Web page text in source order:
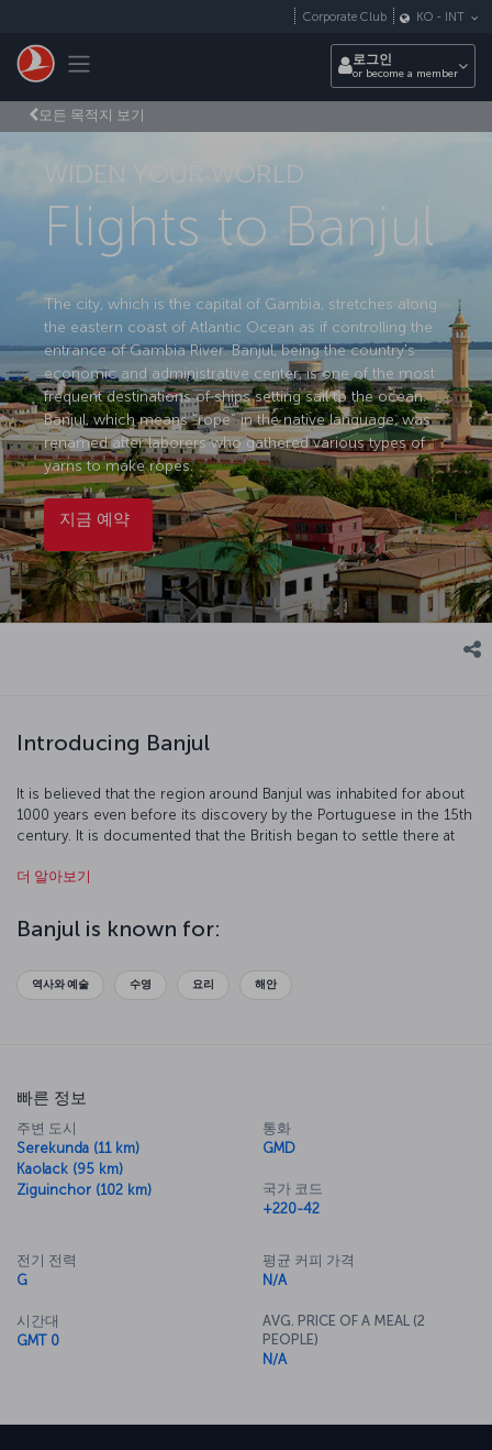
Toggle navigation
Corporate Club KO - INT
로그인
or become a member
모든 목적지 보기
WIDEN YOUR WORLD
Flights to Banjul
The city, which is the capital of Gambia, stretches along
the eastern coast of Atlantic Ocean as if controlling the
entrance of Gambia River. Banjul, being the country's
economic and administrative center, is one of the most
frequent destinations of ships setting sail to the ocean.
Banjul, which means “rope” in the native language, was
renamed after laborers who gathered various types of
yarns to make ropes.
지금 예약
Introducing Banjul
It is believed that the region around Banjul was inhabited for about
1000 years even before its discovery by the Portuguese in the 15th
century. It is documented that the British began to settle there at
control the region. Banjul, sustaining the country's economy with
where you may spend enjoyable time.
더 알아보기
Banjul is known for:
역사와 예술 수영 요리 해안
빠른 정보
주변 도시
Serekunda (11 km)
Kaolack (95 km)
Ziguinchor (102 km)
통화
GMD
국가 코드
+220-42
전기 전력
G
시간대
GMT 0
평균 커피 가격
N/A
AVG. PRICE OF A MEAL (2
PEOPLE)
N/A